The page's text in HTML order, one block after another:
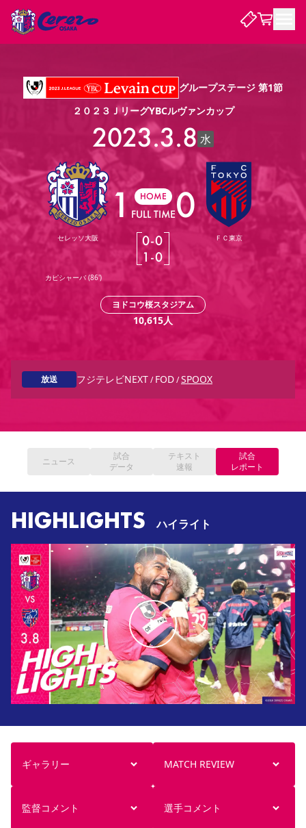
試合について
順位表
チームについて
選手・スタッフ スケジュール メディア情報 アクセス レディース
アカデミー ハナサカプレーヤー 歴代所属選手
チケット
チケット情報 販売スケジュール 価格・席種
購入方法
シーズンシート
法人シーズンシート 福祉サービス
団体チケット
特定興行入場券
譲渡サービス リセールサービス
観戦ガイド
初めて観戦ガイド キッズ向けサービス
観戦マナー&ルール
ビジターサポーター観戦ガイド 公式アプリ
YANMAR HANASAKA STADIUM
アウェイツアー
よくある質問
クラブを知る
セレッソ大阪について
クラブ紹介 沿革 シーズン記録 求人情報
サポートする
パートナー企業募集中 セレッソ大阪VISAカード
Lise（ライセンスビジネス）
活動レポート
SPORT POSITIVE LEAGUES 取り組み実績
スポーツクラブ
長居公園 セレッソフットサルパーク
セレッソフットサルパーク長居
セレッソスポーツパーク舞洲
YANMAR HANASAKA STADIUM
大人のサッカースクール その他スポーツクラブ
ファンクラブ
ファンクラブ
SAKURA SOCIO SAKURA POINT Program
ニュース
チケット イベント
メディア
グループステージ 第1節
２０２３ＪリーグYBCルヴァンカップ
2023.3.8 水
セレッソ大阪
カピシャーバ (86')
1 HOME
FULL TIME0
0-0
1-0
ＦＣ東京
ヨドコウ桜スタジアム
10,615人
放送 フジテレビNEXT/FOD/SPOOX
ニュース
試合
データ
テキスト
速報
試合
レポート
HIGHLIGHTS ハイライト
ギャラリー MATCH REVIEW
監督コメント 選手コメント